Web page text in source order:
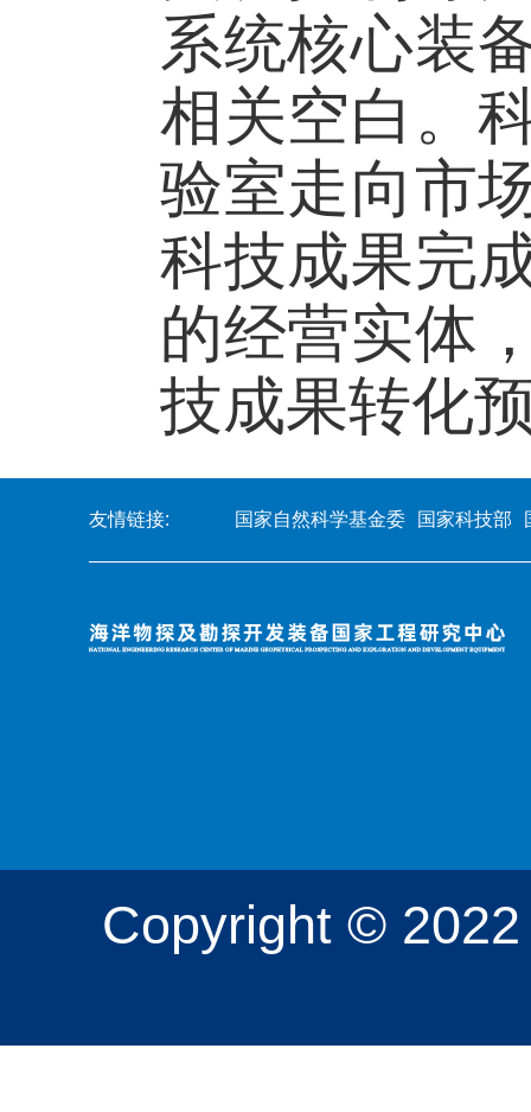
系统核心装
相关空白。
验室走向市
科技成果完
的经营实体
技成果转化
友情链接: 国家自然科学基金委 国家科技部
Copyright ©